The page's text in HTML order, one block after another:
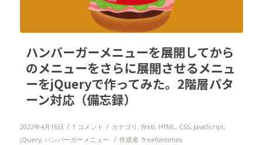
ハンバーガーメニューを展開してから
のメニューをさらに展開させるメニュ
ーをjQueryで作ってみた。2階層パタ
ーン対応（備忘録）
2022年4月16日 / 1 コメント / カテゴリ: Web, HTML, CSS, JavaScript,
jQuery, ハンバーガーメニュー / 作成者: freefuntimes